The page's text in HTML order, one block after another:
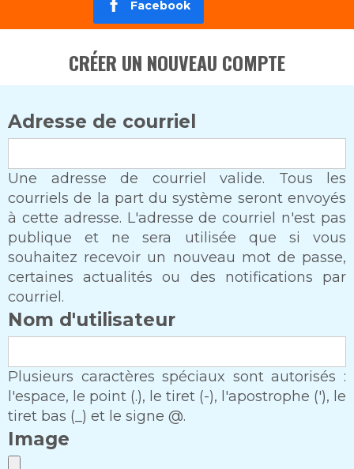
Facebook
CRÉER UN NOUVEAU COMPTE
Adresse de courriel
Une adresse de courriel valide. Tous les
courriels de la part du système seront envoyés
à cette adresse. L'adresse de courriel n'est pas
publique et ne sera utilisée que si vous
souhaitez recevoir un nouveau mot de passe,
certaines actualités ou des notifications par
courriel.
Nom d'utilisateur
Plusieurs caractères spéciaux sont autorisés :
l'espace, le point (.), le tiret (-), l'apostrophe ('), le
tiret bas (_) et le signe @.
Image